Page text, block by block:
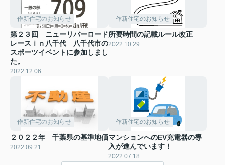
作新住宅のお知らせ
第２３回 ニューリバーロード
レースｉｎ八千代 八千代市の
スポーツイベントに参加しまし
た。
2022.12.06
作新住宅のお知らせ
所要時間の記載ルール改正
2022.10.29
作新住宅のお知らせ
２０２２年 千葉県の基準地価
2022.09.21
作新住宅のお知らせ
マンションへのEV充電器の導
入が進んでいます！
2022.07.18